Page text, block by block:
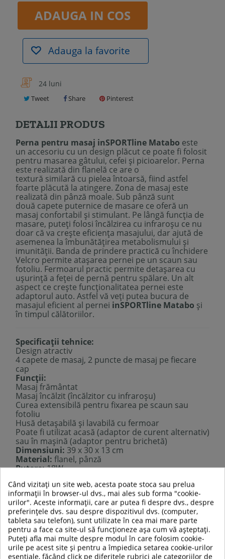
ADAUGA IN COS
Adauga la favorite
24 luni
Tweet Share Pinterest
DETALII PRODUS
Perna pentru masaj inSPORTline Matabo este
un accesoriu cu un design plăcut ce poate fi folosit
pentru masarea gâtului, cefei și picioarelor. Perna
este realizată din flanelă ce are o
textură similară cu pielea întoarsă, fiind astfel
foarte plăcută la atingere. Zona de masaj este
realizată din pânză moale. Sub pânză sunt
două capete puternice de masare ce oferă un
masaj confortabil și stimulant. Pe lângă funcția de
masare, puteți folosi încălzirea cu infraroșu ce nu
doar că va crește eficiența masajului, dar ajută de
asemenea la îmbunătățirea metabolismului și
imunității. Banda de prindere practică cu închidere
Velcro permite atașarea pernei pe un scaun sau
fotoliu. Fermoarul practic permite detașarea cu
ușurință a feței de pernă pentru spălare. Un alt
aspect ce crește funcționalitatea pernei este
adaptorul auto. Astfel vă veți putea bucura de
masajul eficient al pernei inSPORTline Matabo și
în timpul călătoriilor.
Specificații tehnice:
Design atractiv
4 capete de masaj, 2 puncte de masaj pe fiecare
cap
Funcţii:
Masaj frământat
Masaj încălzit (încălzitor cu infraroșu)
Curea extensibilă pentru fixarea pe scaun sau
fotoliu
Husă detașabilă și lavabilă cu fermoar
Poate fi utilizat acasă (adaptor de curent alternativ)
sau în mașină (adaptor pentru brichetă)
Dimensiuni: 39 x 30 x 13 cm
Material: flanel, pânză
Putere:18W
Poate fi folosit pe spate și picioare
Când vizitați un site web, acesta poate stoca sau prelua
informații în browser-ul dvs., mai ales sub forma "cookie-
urilor". Aceste informații, care ar putea fi despre dvs., despre
preferințele dvs. sau despre dispozitivul dvs. (computer,
tableta sau telefon), sunt utilizate în cea mai mare parte
pentru a face ca site-ul să funcționeze așa cum vă așteptați.
Puteți afla mai multe despre modul în care folosim cookie-
urile pe acest site și pentru a împiedica setarea cookie-urilor
esențiale, făcând click pe diferitele rubrici ale categoriilor de